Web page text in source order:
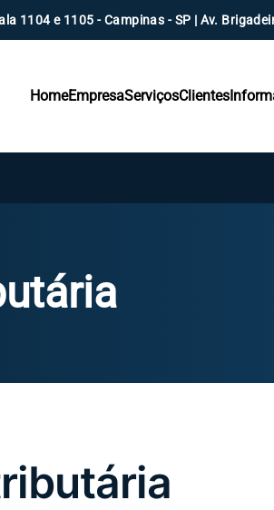
1104 e 1105 - Campinas - SP | Av.
HomeEmpresaServiçosClientes